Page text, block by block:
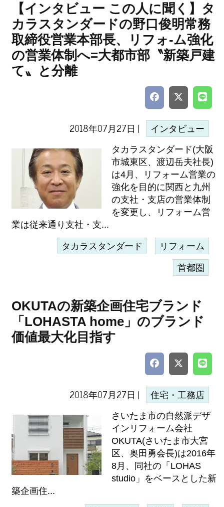
【インタビュー この人に聞く】タ
カラスタンダードの野口俊明常務
取締役営業本部長、リフォ-ム強化
の営業体制へ=大都市部〝新築戸建
て〟と分離
2018年07月27日 | インタビュー
タカラスタンダード(大阪
市城東区、渡辺岳夫社長)
は4月、リフォーム営業の
強化を目的に関西と九州
の支社・支店の営業体制
を変更し、リフォーム営
業は従来通り支社・支...
タカラスタンダード リフォーム
首都圏
OKUTAの新築企画住宅ブランド
「LOHASTA home」のブランド
価値最大化目指す
2018年07月27日 | 住宅・工務店
さいたま市の自然派デザ
インリフォーム会社
OKUTA(さいたま市大宮
区、奥田勇会長)は2016年
8月、同社の「LOHAS
studio」をベースとした新
築企画住...